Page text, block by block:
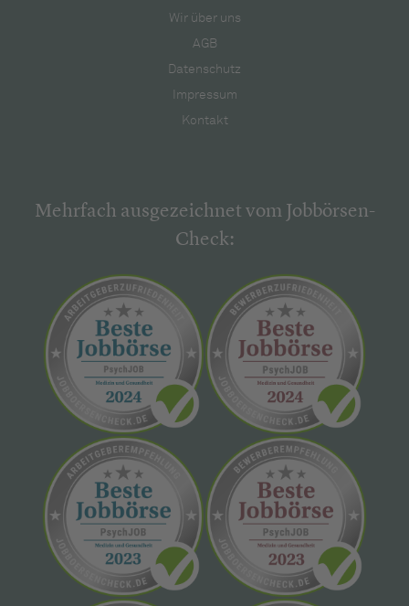
Wir über uns
AGB
Datenschutz
Impressum
Kontakt
Mehrfach ausgezeichnet vom Jobbörsen-
Check: